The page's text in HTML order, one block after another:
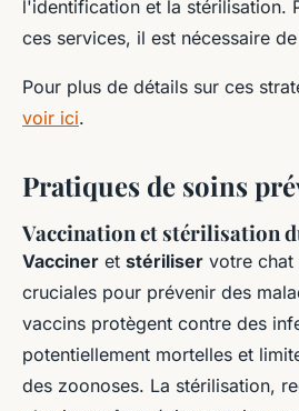
l'identification et la stérilisation.
ces services, il est nécessaire
Pour plus de détails sur ces
voir ici.
Pratiques de soins
Vaccination et stérilisation
Vacciner et stériliser votre chat
cruciales pour prévenir des
vaccins protègent contre des
potentiellement mortelles et
des zoonoses. La stérilisation,